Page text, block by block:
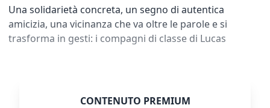
Una solidarietà concreta, un segno di autentica
amicizia, una vicinanza che va oltre le parole e si
trasforma in gesti: i compagni di classe di Lucas
CONTENUTO PREMIUM